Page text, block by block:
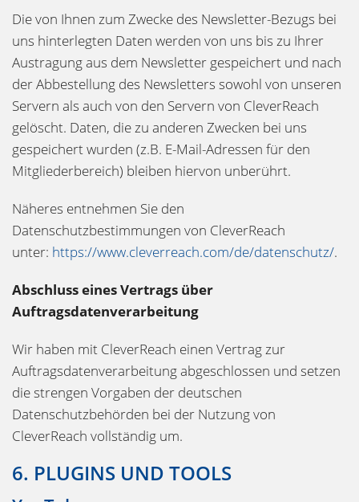
Die von Ihnen zum Zwecke des Newsletter-Bezugs bei
uns hinterlegten Daten werden von uns bis zu Ihrer
Austragung aus dem Newsletter gespeichert und nach
der Abbestellung des Newsletters sowohl von unseren
Servern als auch von den Servern von CleverReach
gelöscht. Daten, die zu anderen Zwecken bei uns
gespeichert wurden (z.B. E-Mail-Adressen für den
Mitgliederbereich) bleiben hiervon unberührt.
Näheres entnehmen Sie den
Datenschutzbestimmungen von CleverReach
unter: https://www.cleverreach.com/de/datenschutz/.
Abschluss eines Vertrags über
Auftragsdatenverarbeitung
Wir haben mit CleverReach einen Vertrag zur
Auftragsdatenverarbeitung abgeschlossen und setzen
die strengen Vorgaben der deutschen
Datenschutzbehörden bei der Nutzung von
CleverReach vollständig um.
6. PLUGINS UND TOOLS